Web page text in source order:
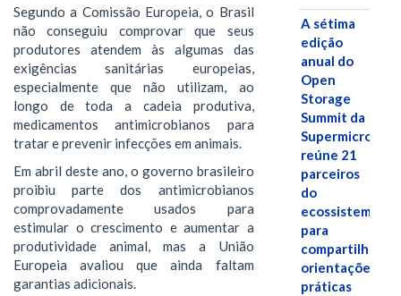
Segundo a Comissão Europeia, o Brasil
não conseguiu comprovar que seus
produtores atendem às algumas das
exigências sanitárias europeias,
especialmente que não utilizam, ao
longo de toda a cadeia produtiva,
medicamentos antimicrobianos para
tratar e prevenir infecções em animais.
Em abril deste ano, o governo brasileiro
proibiu parte dos antimicrobianos
comprovadamente usados para
estimular o crescimento e aumentar a
produtividade animal, mas a União
Europeia avaliou que ainda faltam
garantias adicionais.
A sétima
edição
anual do
Open
Storage
Summit da
Supermicro
reúne 21
parceiros
do
ecossistema
para
compartilhar
orientações
práticas